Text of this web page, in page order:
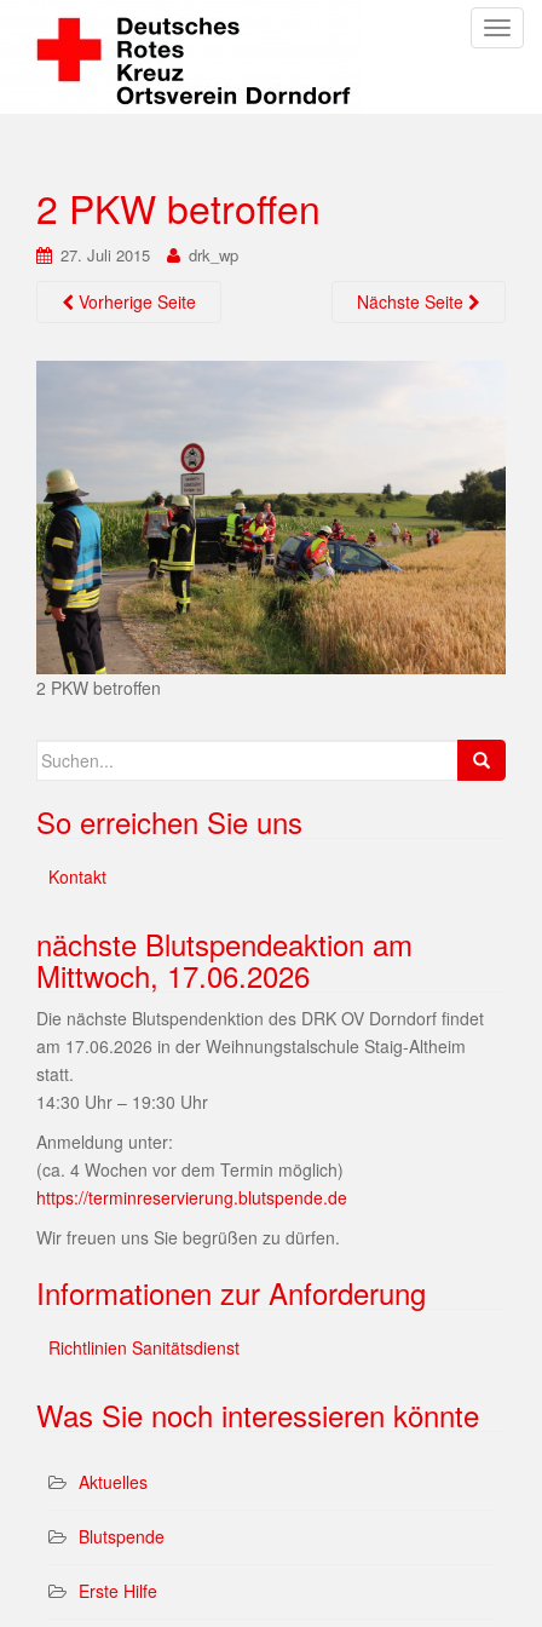
2 PKW betroffen
27. Juli 2015 drk_wp
Vorherige Seite Nächste Seite
2 PKW betroffen
So erreichen Sie uns
Kontakt
nächste Blutspendeaktion am
Mittwoch, 17.06.2026
Die nächste Blutspendenktion des DRK OV Dorndorf findet
am 17.06.2026 in der Weihnungstalschule Staig-Altheim
statt.
14:30 Uhr – 19:30 Uhr
Anmeldung unter:
(ca. 4 Wochen vor dem Termin möglich)
https://terminreservierung.blutspende.de
Wir freuen uns Sie begrüßen zu dürfen.
Informationen zur Anforderung
Richtlinien Sanitätsdienst
Was Sie noch interessieren könnte
Aktuelles
Blutspende
Erste Hilfe